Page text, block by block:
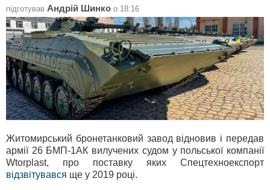
підготував Андрій Шинко о 18:16
Житомирський бронетанковий завод відновив і передав
армії 26 БМП-1АК вилучених судом у польської компанії
Wtorplast, про поставку яких Спецтехноекспорт
відзвітувався ще у 2019 році.